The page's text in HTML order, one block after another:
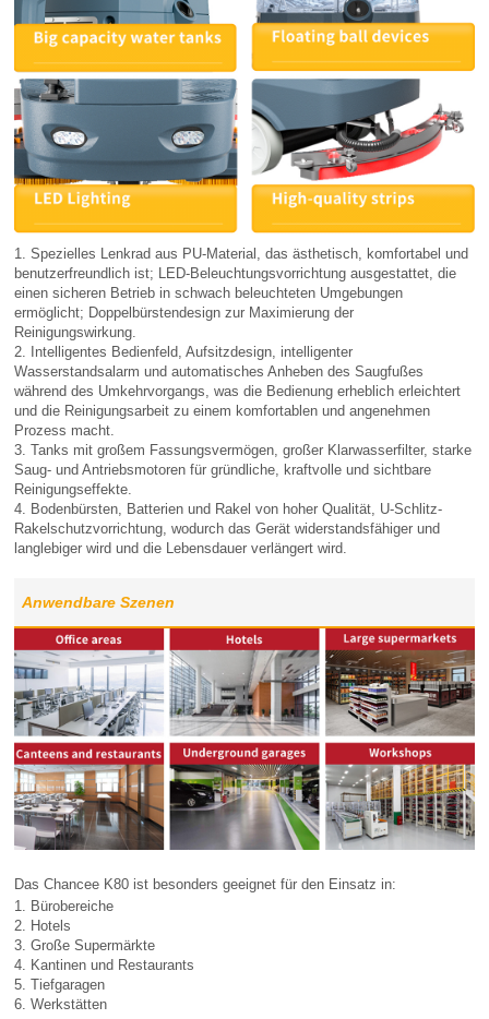
1. Spezielles Lenkrad aus PU-Material, das ästhetisch, komfortabel und
benutzerfreundlich ist; LED-Beleuchtungsvorrichtung ausgestattet, die
einen sicheren Betrieb in schwach beleuchteten Umgebungen
ermöglicht; Doppelbürstendesign zur Maximierung der
Reinigungswirkung.
2. Intelligentes Bedienfeld, Aufsitzdesign, intelligenter
Wasserstandsalarm und automatisches Anheben des Saugfußes
während des Umkehrvorgangs, was die Bedienung erheblich erleichtert
und die Reinigungsarbeit zu einem komfortablen und angenehmen
Prozess macht.
3. Tanks mit großem Fassungsvermögen, großer Klarwasserfilter, starke
Saug- und Antriebsmotoren für gründliche, kraftvolle und sichtbare
Reinigungseffekte.
4. Bodenbürsten, Batterien und Rakel von hoher Qualität, U-Schlitz-
Rakelschutzvorrichtung, wodurch das Gerät widerstandsfähiger und
langlebiger wird und die Lebensdauer verlängert wird.
Anwendbare Szenen
Das Chancee K80 ist besonders geeignet für den Einsatz in:
1. Bürobereiche
2. Hotels
3. Große Supermärkte
4. Kantinen und Restaurants
5. Tiefgaragen
6. Werkstätten